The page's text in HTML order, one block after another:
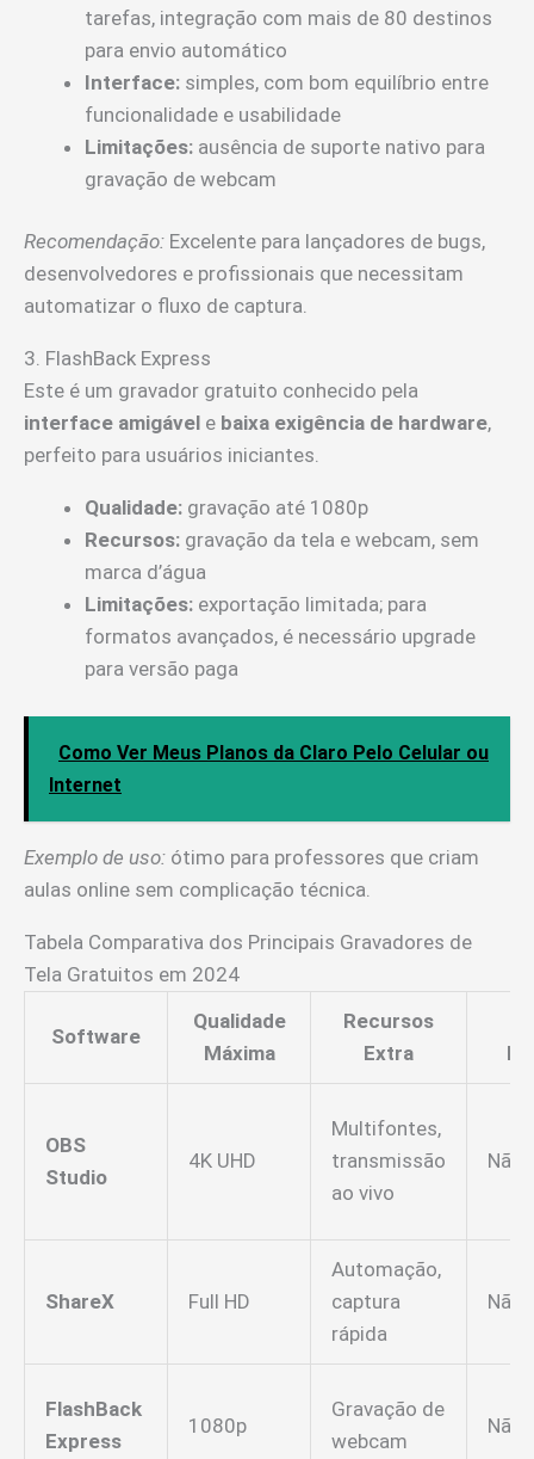
tarefas, integração com mais de 80 destinos
para envio automático
Interface: simples, com bom equilíbrio entre
funcionalidade e usabilidade
Limitações: ausência de suporte nativo para
gravação de webcam
Recomendação: Excelente para lançadores de bugs,
desenvolvedores e profissionais que necessitam
automatizar o fluxo de captura.
3. FlashBack Express
Este é um gravador gratuito conhecido pela
interface amigável e baixa exigência de hardware,
perfeito para usuários iniciantes.
Qualidade: gravação até 1080p
Recursos: gravação da tela e webcam, sem
marca d’água
Limitações: exportação limitada; para
formatos avançados, é necessário upgrade
para versão paga
Como Ver Meus Planos da Claro Pelo Celular ou
Internet
Exemplo de uso: ótimo para professores que criam
aulas online sem complicação técnica.
Tabela Comparativa dos Principais Gravadores de
Tela Gratuitos em 2024
Software
Qualidade
Máxima
Recursos
Extra
OBS
Studio
4K UHD
Multifontes,
transmissão
ao vivo
Não
ShareX Full HD
Automação,
captura
rápida
Não
FlashBack
Express
1080p
Gravação de
webcam
Não